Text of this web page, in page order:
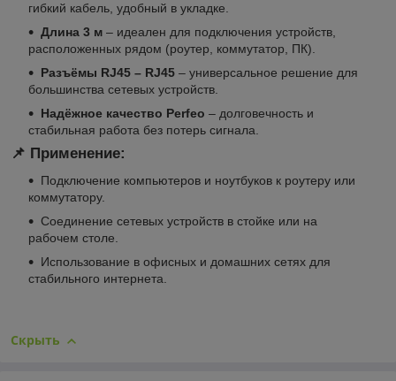
гибкий кабель, удобный в укладке.
Длина 3 м – идеален для подключения устройств,
расположенных рядом (роутер, коммутатор, ПК).
Разъёмы RJ45 – RJ45 – универсальное решение для
большинства сетевых устройств.
Надёжное качество Perfeo – долговечность и
стабильная работа без потерь сигнала.
📌 Применение:
Подключение компьютеров и ноутбуков к роутеру или
коммутатору.
Соединение сетевых устройств в стойке или на
рабочем столе.
Использование в офисных и домашних сетях для
стабильного интернета.
Скрыть